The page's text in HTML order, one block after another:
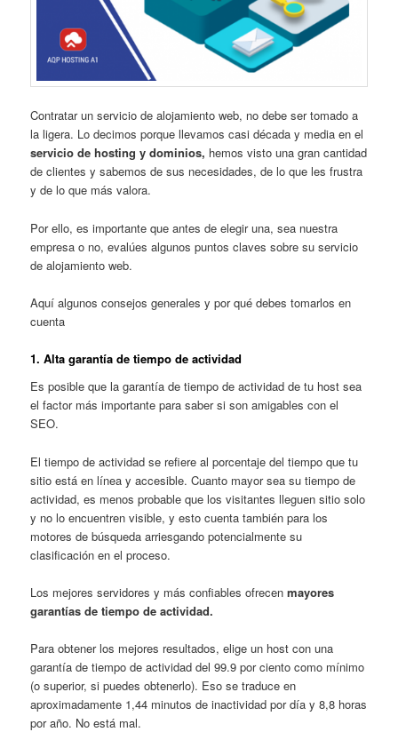
Contratar un servicio de alojamiento web, no debe ser tomado a
la ligera. Lo decimos porque llevamos casi década y media en el
servicio de hosting y dominios, hemos visto una gran cantidad
de clientes y sabemos de sus necesidades, de lo que les frustra
y de lo que más valora.
Por ello, es importante que antes de elegir una, sea nuestra
empresa o no, evalúes algunos puntos claves sobre su servicio
de alojamiento web.
Aquí algunos consejos generales y por qué debes tomarlos en
cuenta
1. Alta garantía de tiempo de actividad
Es posible que la garantía de tiempo de actividad de tu host sea
el factor más importante para saber si son amigables con el
SEO.
El tiempo de actividad se refiere al porcentaje del tiempo que tu
sitio está en línea y accesible. Cuanto mayor sea su tiempo de
actividad, es menos probable que los visitantes lleguen sitio solo
y no lo encuentren visible, y esto cuenta también para los
motores de búsqueda arriesgando potencialmente su
clasificación en el proceso.
Los mejores servidores y más confiables ofrecenmayores
garantías de tiempo de actividad.
Para obtener los mejores resultados, elige un host con una
garantía de tiempo de actividad del 99.9 por ciento como mínimo
(o superior, si puedes obtenerlo). Eso se traduce en
aproximadamente 1,44 minutos de inactividad por día y 8,8 horas
por año. No está mal.